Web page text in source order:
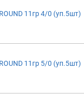
11гр 4/0 (уп.5шт)
11гр 5/0 (уп.5шт)